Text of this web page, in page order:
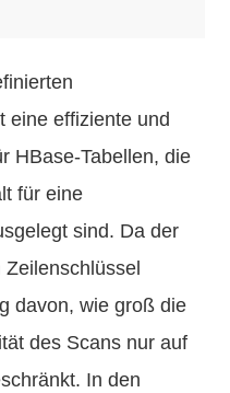
eine effiziente und
HBase-Tabellen, die
für eine
sind. Da der
davon, wie groß die
des Scans nur auf
In den